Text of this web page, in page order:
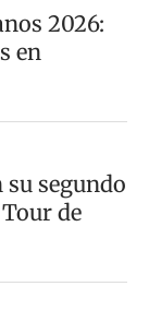
2026:
en
segundo
de